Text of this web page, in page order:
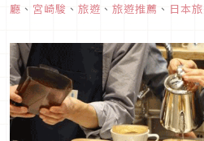
廳 、 宮崎駿 、 旅遊 、 旅遊推薦 、 日本